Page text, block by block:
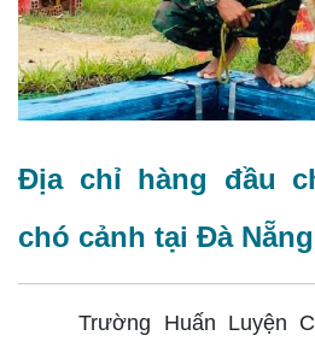
Địa chỉ hàng đầu
chó cảnh tại Đà Nẵng
Trường Huấn Luyện